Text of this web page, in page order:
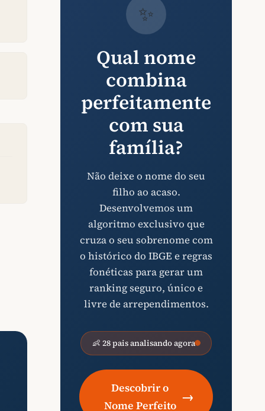
✨
Qual nome
combina
perfeitamente
com sua
família?
Não deixe o nome do seu
filho ao acaso.
Desenvolvemos um
algoritmo exclusivo que
cruza o seu sobrenome com
o histórico do IBGE e regras
fonéticas para gerar um
ranking seguro, único e
livre de arrependimentos.
👶 28 pais analisando agora
Descobrir o
Nome Perfeito
→